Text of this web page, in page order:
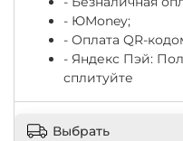
- ЮМоney;
- Оплата QR-
- Яндекс Пэй:
сплитуйте
Выбрать